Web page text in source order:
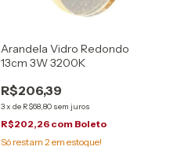
Arandela Vidro Redondo
13cm 3W 3200K
R$206,39
3x de R$68,80 sem juros
R$202,26 com Boleto
Só restam 2em estoque!